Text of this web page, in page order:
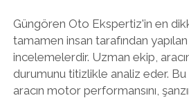
Güngören Oto Ekspertiz'in en
tamamen insan tarafından yapılan
incelemelerdir. Uzman ekip,
durumunu titizlikle analiz eder. Bu
aracın motor performansını,